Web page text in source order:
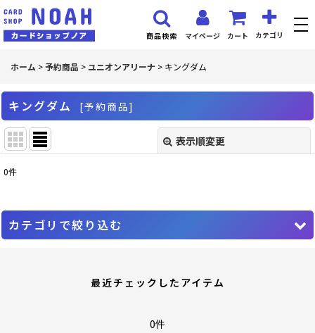
マイページ カート カテゴリ
商品検索
ホーム >予約商品 >ユニオンアリーナ > キングダム
キングダム [予約商品]
表示順変更
並び順:
0件
カテゴリで絞り込む
最近チェックしたアイテム
0件